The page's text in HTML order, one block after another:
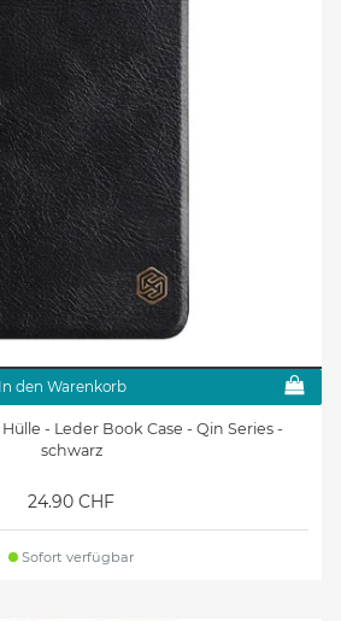
In den Warenkorb
- Leder Book Case - Qin Series -
schwarz
24.90 CHF
Sofort verfügbar